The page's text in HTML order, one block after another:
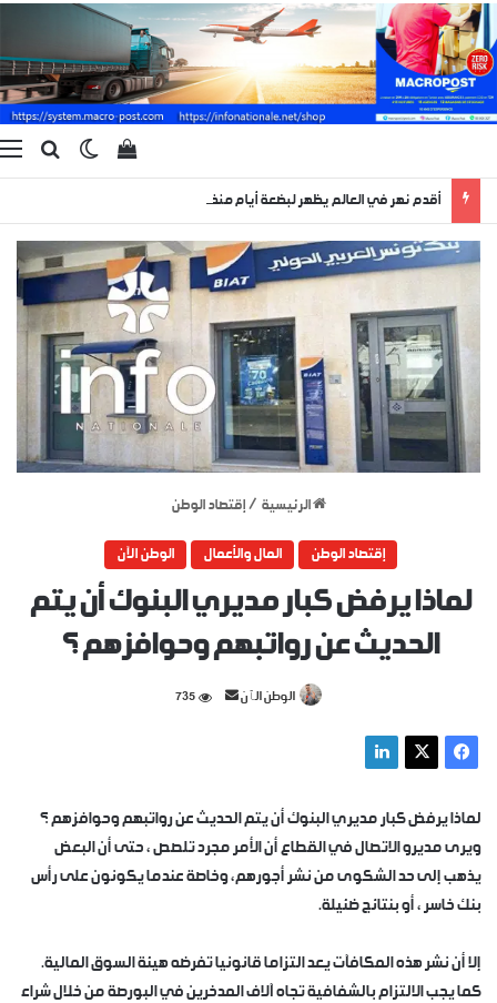
بحثالوضع
إستعراض سلة
أقدم نهر في العالم يظهر لبضعة أيام منذ 400 مليون سنة !
الرئيسية / إقتصاد الوطن
إقتصاد الوطن المال والأعمال الوطن الآن
لماذا يرفض كبار مديري البنوك أن يتم
الحديث عن رواتبهم وحوافزهم ؟
الوطن الٱن
أرسل 735
لماذا يرفض كبار مديري البنوك أن يتم الحديث عن رواتبهم وحوافزهم ؟
ويرى مديرو الاتصال في القطاع أن الأمر مجرد تلصص ، حتى أن البعض
يذهب إلى حد الشكوى من نشر أجورهم، وخاصة عندما يكونون على رأس
بنك خاسر ، أو بنتائج ضئيلة.
إلا أن نشر هذه المكافآت يعد التزاما قانونيا تفرضه هيئة السوق المالية.
كما يجب الالتزام بالشفافية تجاه آلاف المدخرين في البورصة من خلال شراء